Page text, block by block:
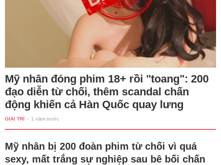
Mỹ nhân đóng phim 18+ rồi "toang": 200
đạo diễn từ chối, thêm scandal chấn
động khiến cả Hàn Quốc quay lưng
GIẢI TRÍ - 1 năm trước
Mỹ nhân bị 200 đoàn phim từ chối vì quá
sexy, mất trắng sự nghiệp sau bê bối chấn